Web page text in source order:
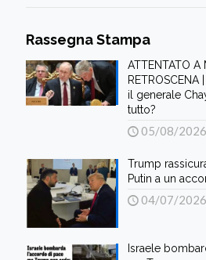
Rassegna Stampa
ATTENTATO A
il generale
tutto?
05/08/2026
Trump
Putin a un
04/07/2026
Israele